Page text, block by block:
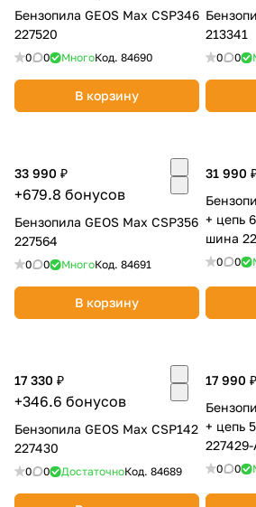
Бензопила GEOS Max CSP346
227520
0 0 МногоКод. 84690
В корзину
213341
0 0
33 990 ₽
+679.8 бонусов
Бензопила GEOS Max CSP356
227564
0 0 МногоКод. 84691
В корзину
31 990
+ цепь
шина
0 0
17 330 ₽
+346.6 бонусов
Бензопила GEOS Max CSP142
227430
0 0 ДостаточноКод. 84689
17 990 ₽
+ цепь
227429-
0 0